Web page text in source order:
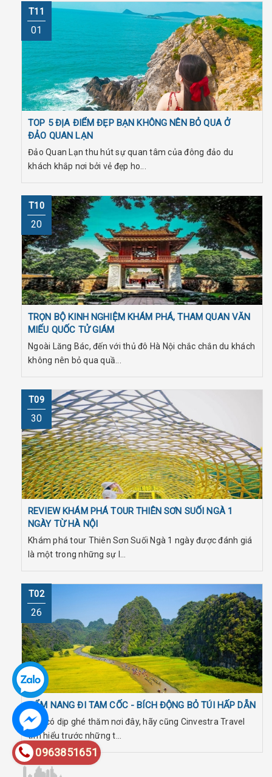
T11
01
TOP 5 ĐỊA ĐIỂM ĐẸP BẠN KHÔNG NÊN BỎ QUA Ở
ĐẢO QUAN LẠN
Đảo Quan Lạn thu hút sự quan tâm của đông đảo du
khách khắp nơi bởi vẻ đẹp ho...
T10
20
TRỌN BỘ KINH NGHIỆM KHÁM PHÁ, THAM QUAN VĂN
MIẾU QUỐC TỬ GIÁM
Ngoài Lăng Bác, đến với thủ đô Hà Nội chắc chắn du khách
không nên bỏ qua quầ...
T09
30
REVIEW KHÁM PHÁ TOUR THIÊN SƠN SUỐI NGÀ 1
NGÀY TỪ HÀ NỘI
Khám phá tour Thiên Sơn Suối Ngà 1 ngày được đánh giá
là một trong những sự l...
T02
26
CẨM NANG ĐI TAM CỐC - BÍCH ĐỘNG BỎ TÚI HẤP DẪN
Bạn có dịp ghé thăm nơi đây, hãy cũng Cinvestra Travel
tìm hiểu trước những t...
0963851651